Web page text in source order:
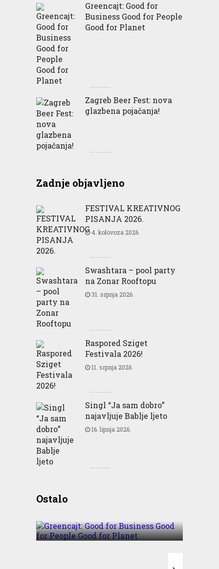
Greencajt: Good for
Business Good for People
Good for Planet
Zagreb Beer Fest: nova
glazbena pojačanja!
Zadnje objavljeno
FESTIVAL KREATIVNOG
PISANJA 2026.
4. kolovoza 2026.
Swashtara – pool party
na Zonar Rooftopu
31. srpnja 2026.
Raspored Sziget
Festivala 2026!
11. srpnja 2026.
Singl “Ja sam dobro”
najavljuje Bablje ljeto
16. lipnja 2026.
OstaloBusiness Good for People